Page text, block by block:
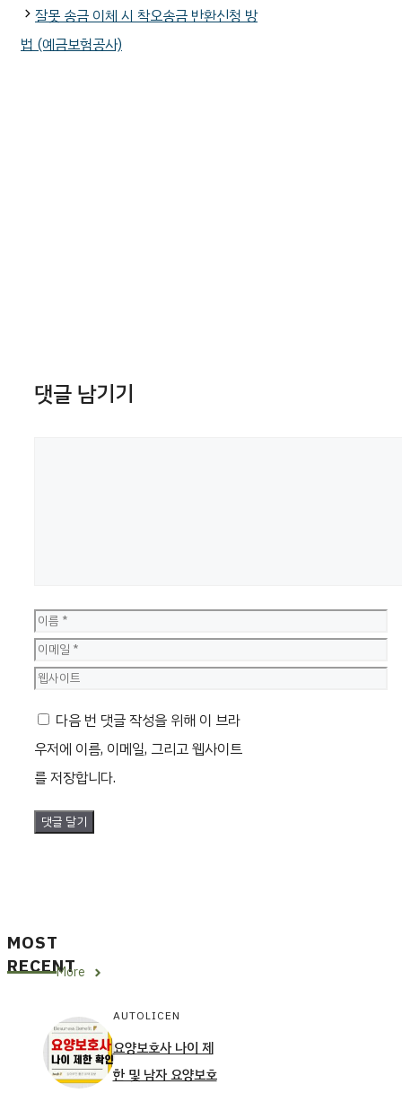
리
잘못 송금 이체 시 착오송금 반환신청 방
법 (예금보험공사)
댓글 남기기
이
름
이
메
웹
트
다음 번 댓글 작성을 위해 이 브라
우저에 이름, 이메일, 그리고 웹사이트
를 저장합니다.
MOST
RECENT
More
AUTOLICEN
요양보호사 나이 제
한 및 남자 요양보호